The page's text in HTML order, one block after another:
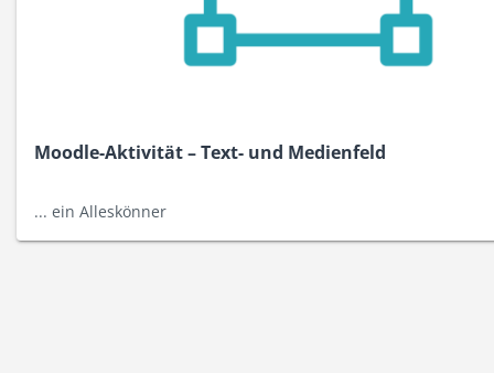
Moodle-Aktivität – Text- und Medienfeld
... ein Alleskönner